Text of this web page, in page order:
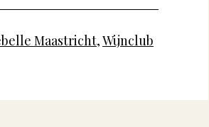
Maastricht,Wijnclub